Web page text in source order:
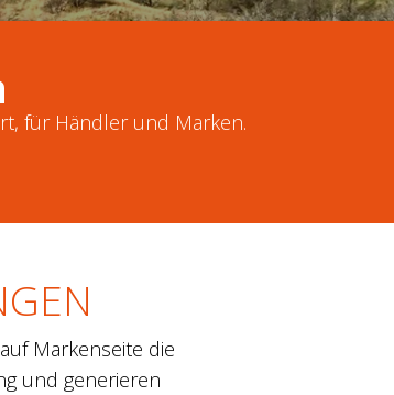
für Händler und Marken.
Markenseite die
und generieren